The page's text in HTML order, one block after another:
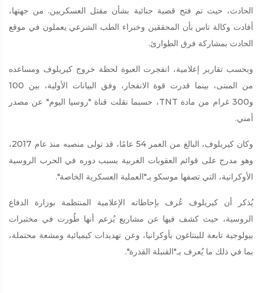
الحادث، حيث تم فتح قضية جنائية بشأن مقتل العسكريين. من جهتها،
أفادت وكالة تاس بأن المحققين وخبراء الطب الشرعي يعملون في موقع
الحادث بمشاركة فرق الطوارئ.
وبحسب تقارير إعلامية، انفجرت العبوة لحظة خروج كيريلوف ومساعده
من المبنى، بينما قدرت قوة الانفجار، وفق البيانات الأولية، بين 100
و300 غرام من مادة TNT، حسبما نقلت قناة "روسيا اليوم" عن مصدر
أمني.
وكان كيريلوف، البالغ من العمر 54 عامًا، قد تولى منصبه منذ عام 2017،
وهو مدرج على قوائم العقوبات الغربية بسبب دوره في الحرب الروسية
الأوكرانية، التي تصفها موسكو بـ"العملية العسكرية الخاصة".
يُذكر أن كيريلوف عُرف بإحاطاته الإعلامية المنتظمة بوزارة الدفاع
الروسية، حيث كشف فيها عن مشاريع يُزعم أنها طُورت في مختبرات
بيولوجية تابعة للبنتاغون بأوكرانيا، وعن تهديدات كيميائية ومشعة محتملة،
بما في ذلك ما يُعرف بـ"القنبلة القذرة".